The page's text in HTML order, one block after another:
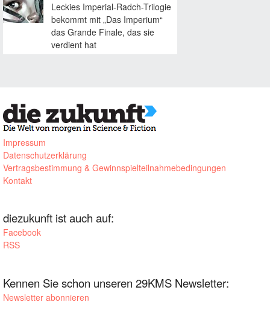
Leckies Imperial-Radch-Trilogie
bekommt mit „Das Imperium“
das Grande Finale, das sie
verdient hat
Impressum
Datenschutzerklärung
Vertragsbestimmung & Gewinnspielteilnahmebedingungen
Kontakt
diezukunft ist auch auf:
Facebook
RSS
Kennen Sie schon unseren 29KMS Newsletter:
Newsletter abonnieren